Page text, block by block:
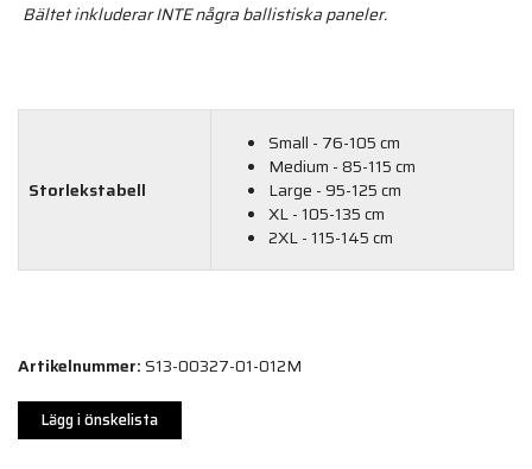
Bältet inkluderar INTE några ballistiska paneler.
Storlekstabell
Small - 76-105 cm
Medium - 85-115 cm
Large - 95-125 cm
XL - 105-135 cm
2XL - 115-145 cm
Artikelnummer:S13-00327-01-012M
Lägg i önskelista